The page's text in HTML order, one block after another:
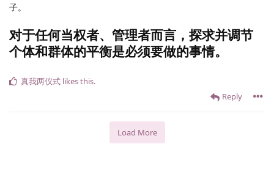
子。
对于任何当权者、管理者而言，探求并调节
个体和群体的平衡是必须要做的事情。
Reply
真我两仪式 likes this.
Load More